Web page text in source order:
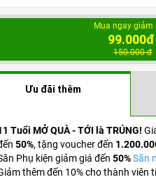
Mua ngay giảm
99.000đ
150.000 đ
Ưu đãi thêm
Tuổi MỞ QUÀ - TỚI là TRÚNG!
50%, tặng voucher đến
Phụ kiện giảm giá đến 50% Săn
thêm đến 10% cho thành viên